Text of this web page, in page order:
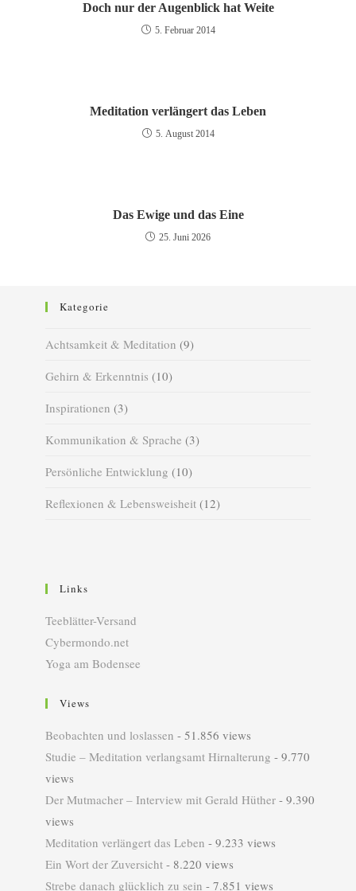
Doch nur der Augenblick hat Weite
5. Februar 2014
Meditation verlängert das Leben
5. August 2014
Das Ewige und das Eine
25. Juni 2026
Kategorie
Achtsamkeit & Meditation (9)
Gehirn & Erkenntnis (10)
Inspirationen (3)
Kommunikation & Sprache (3)
Persönliche Entwicklung (10)
Reflexionen & Lebensweisheit (12)
Links
Teeblätter-Versand
Cybermondo.net
Yoga am Bodensee
Views
Beobachten und loslassen - 51.856 views
Studie – Meditation verlangsamt Hirnalterung - 9.770
views
Der Mutmacher – Interview mit Gerald Hüther - 9.390
views
Meditation verlängert das Leben - 9.233 views
Ein Wort der Zuversicht - 8.220 views
Strebe danach glücklich zu sein - 7.851 views